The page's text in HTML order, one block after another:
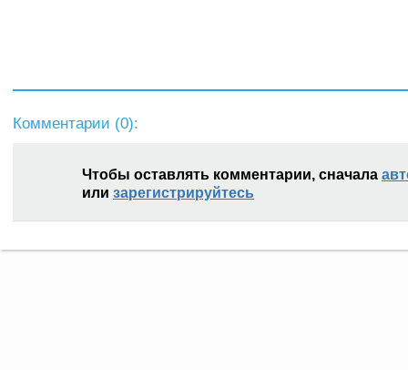
Комментарии (0):
Чтобы оставлять комментарии, сначала
или зарегистрируйтесь